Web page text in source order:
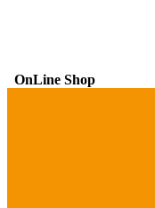
OnLine Shop